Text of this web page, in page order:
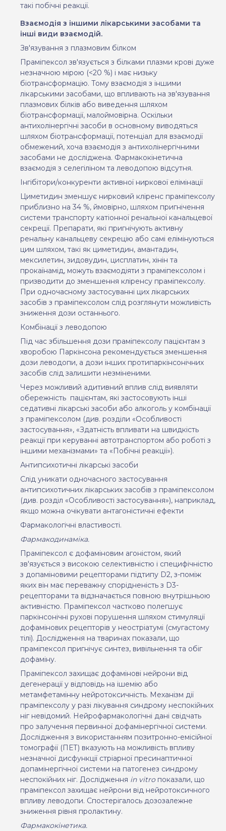
такі побічні реакції.
Взаємодія з іншими лікарськими засобами та
інші види взаємодій.
Зв'язування з плазмовим білком
Праміпексол зв'язується з білками плазми крові дуже
незначною мірою (<20 %) і має низьку
біотрансформацію. Тому взаємодія з іншими
лікарськими засобами, що впливають на зв'язування
плазмових білків або виведення шляхом
біотрансформації, малоймовірна. Оскільки
антихолінергічні засоби в основному виводяться
шляхом біотрансформації, потенціал для взаємодії
обмежений, хоча взаємодія з антихолінергічними
засобами не досліджена. Фармакокінетична
взаємодія з селегіліном та леводопою відсутня.
Інгібітори/конкуренти активної ниркової елімінації
Циметидин зменшує нирковий кліренс праміпексолу
приблизно на 34 %, ймовірно, шляхом пригнічення
системи транспорту катіонної ренальної канальцевої
секреції. Препарати, які пригнічують активну
ренальну канальцеву секрецію або самі елімінуються
цим шляхом, такі як циметидин, амантадин,
мексилетин, зидовудин, цисплатин, хінін та
прокаїнамід, можуть взаємодіяти з праміпексолом і
призводити до зменшення кліренсу праміпексолу.
При одночасному застосуванні цих лікарських
засобів з праміпексолом слід розглянути можливість
зниження дози останнього.
Комбінації з леводопою
Під час збільшення дози праміпексолу пацієнтам з
хворобою Паркінсона рекомендується зменшення
дози леводопи, а дози інших протипаркінсонічних
засобів слід залишити незміненими.
Через можливий адитивний вплив слід виявляти
обережність пацієнтам, які застосовують інші
седативні лікарські засоби або алкоголь у комбінації
з праміпексолом (див. розділи «Особливості
застосування», «Здатність впливати на швидкість
реакції при керуванні автотранспортом або роботі з
іншими механізмами» та «Побічні реакції»).
Антипсихотичні лікарські засоби
Слід уникати одночасного застосування
антипсихотичних лікарських засобів з праміпексолом
(див. розділ «Особливості застосування»), наприклад,
якщо можна очікувати антагоністичні ефекти
Фармакологічні властивості.
Фармакодинаміка.
Праміпексол є дофаміновим агоністом, який
зв'язується з високою селективністю і специфічністю
з допаміновими рецепторами підтипу D2, з-поміж
яких він має переважну спорідненість з D3-
рецепторами та відзначається повною внутрішньою
активністю. Праміпексол частково полегшує
паркінсонічні рухові порушення шляхом стимуляції
дофамінових рецепторів у неостріатумі (смугастому
тілі). Дослідження на тваринах показали, що
праміпексол пригнічує синтез, вивільнення та обіг
дофаміну.
Праміпексол захищає дофамінові нейрони від
дегенерації у відповідь на ішемію або
метамфетамінну нейротоксичність. Механізм дії
праміпексолу у разі лікування синдрому неспокійних
ніг невідомий. Нейрофармакологічні дані свідчать
про залучення первинної дофамінергічної системи.
Дослідження з використанням позитронно-емісійної
томографії (ПЕТ) вказують на можливість впливу
незначної дисфункції стріарної пресинаптичної
допамінергічної системи на патогенез синдрому
неспокійних ніг. Дослідження in vitro показали, що
праміпексол захищає нейрони від нейротоксичного
впливу леводопи. Спостерігалось дозозалежне
зниження рівня пролактину.
Фармакокінетика.